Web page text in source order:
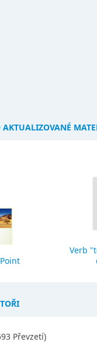
Verb
Převzetí)